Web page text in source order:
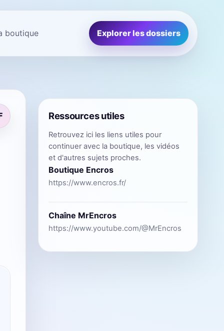
boutique Explorer les dossiers
Ressources utiles
Retrouvez ici les liens utiles pour
continuer avec la boutique, les vidéos
et d'autres sujets proches.
Boutique Encros
https://www.encros.fr/
Chaîne MrEncros
https://www.youtube.com/@MrEncros